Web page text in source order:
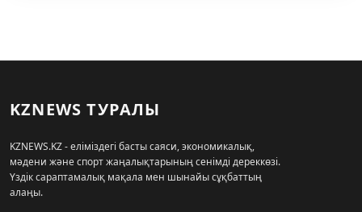
KZNEWS ТУРАЛЫ
KZNEWS.KZ - еліміздегі басты саяси, экономикалық,
мәдени және спорт жаңалықтарының сенімді дереккөзі.
Үздік сараптамалық мақала мен шынайы сұқбаттың
алаңы.